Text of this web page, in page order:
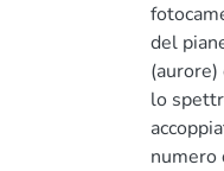
del
lo
numero